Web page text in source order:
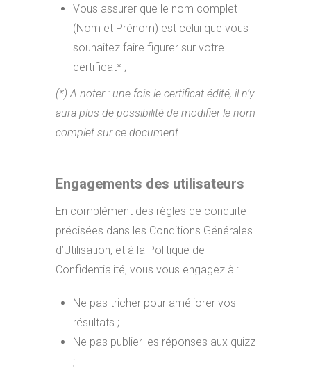
Vous assurer que le nom complet
(Nom et Prénom) est celui que vous
souhaitez faire figurer sur votre
certificat* ;
(*) A noter : une fois le certificat édité, il n’y
aura plus de possibilité de modifier le nom
complet sur ce document.
Engagements des utilisateurs
En complément des règles de conduite
précisées dans les Conditions Générales
d’Utilisation, et à la Politique de
Confidentialité, vous vous engagez à :
Ne pas tricher pour améliorer vos
résultats ;
Ne pas publier les réponses aux quizz
;